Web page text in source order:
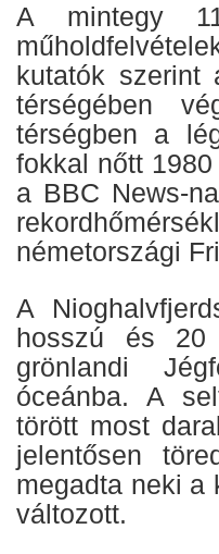
A mintegy
kutatók szerint
térségében
térségben a
fokkal nőtt
a BBC News-
németországi
A
hosszú és 20
grönlandi
óceánba. A
törött most
jelentősen
megadta neki a
változott.